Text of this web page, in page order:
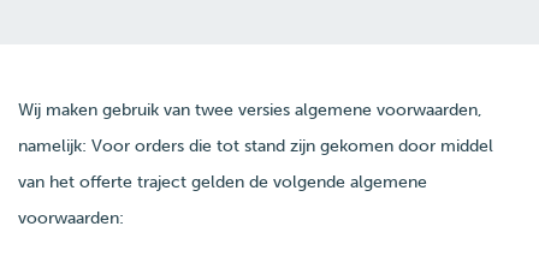
Wij maken gebruik van twee versies algemene voorwaarden,
namelijk: Voor orders die tot stand zijn gekomen door middel
van het offerte traject gelden de volgende algemene
voorwaarden: